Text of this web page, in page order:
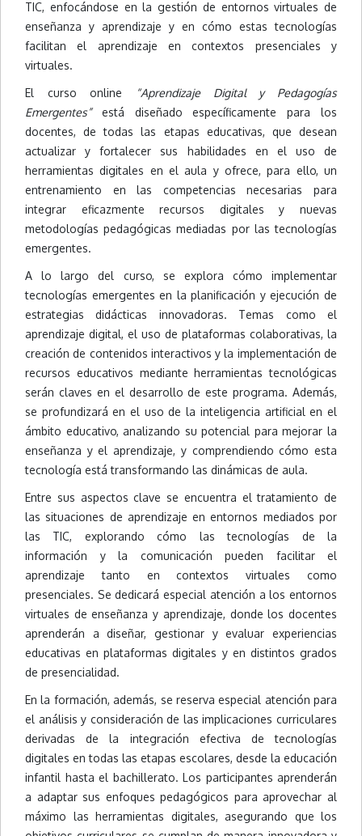
TIC, enfocándose en la gestión de entornos virtuales de
enseñanza y aprendizaje y en cómo estas tecnologías
facilitan el aprendizaje en contextos presenciales y
virtuales.
El curso online
“Aprendizaje Digital y Pedagogías
Emergentes”está diseñado específicamente para los
docentes, de todas las etapas educativas, que desean
actualizar y fortalecer sus habilidades en el uso de
herramientas digitales en el aula y ofrece, para ello, un
entrenamiento en las competencias necesarias para
integrar eficazmente recursos digitales y nuevas
metodologías pedagógicas mediadas por las tecnologías
emergentes.
A lo largo del curso, se explora cómo implementar
tecnologías emergentes en la planificación y ejecución de
estrategias didácticas innovadoras. Temas como el
aprendizaje digital, el uso de plataformas colaborativas, la
creación de contenidos interactivos y la implementación de
recursos educativos mediante herramientas tecnológicas
serán claves en el desarrollo de este programa. Además,
se profundizará en el uso de la inteligencia artificial en el
ámbito educativo, analizando su potencial para mejorar la
enseñanza y el aprendizaje, y comprendiendo cómo esta
tecnología está transformando las dinámicas de aula.
Entre sus aspectos clave se encuentra el tratamiento de
las situaciones de aprendizaje en entornos mediados por
las TIC, explorando cómo las tecnologías de la
información y la comunicación pueden facilitar el
aprendizaje tanto en contextos virtuales como
presenciales. Se dedicará especial atención a los entornos
virtuales de enseñanza y aprendizaje, donde los docentes
aprenderán a diseñar, gestionar y evaluar experiencias
educativas en plataformas digitales y en distintos grados
de presencialidad.
En la formación, además, se reserva especial atención para
el análisis y consideración de las implicaciones curriculares
derivadas de la integración efectiva de tecnologías
digitales en todas las etapas escolares, desde la educación
infantil hasta el bachillerato. Los participantes aprenderán
a adaptar sus enfoques pedagógicos para aprovechar al
máximo las herramientas digitales, asegurando que los